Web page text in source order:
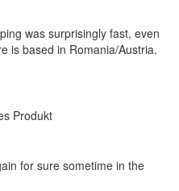
was surprisingly fast, even
is based in Romania/Austria.
Produkt
for sure sometime in the